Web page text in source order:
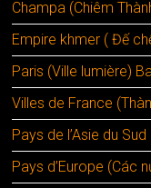
Champa (Chiêm
Empire khmer ( Đế
Paris (Ville lumière)
Villes de France
Pays de l’Asie du
Pays d’Europe (Các